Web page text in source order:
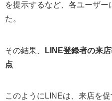
を提示するなど、各ユーザ
た。
その結果、 LINE登録者の来
点
このようにLINEは、来店を